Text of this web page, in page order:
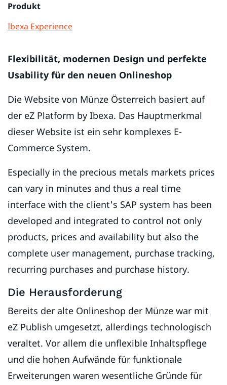
Produkt
Ibexa Experience
Flexibilität, modernen Design und perfekte
Usability für den neuen Onlineshop
Die Website von Münze Österreich basiert auf
der eZ Platform by Ibexa. Das Hauptmerkmal
dieser Website ist ein sehr komplexes E-
Commerce System.
Especially in the precious metals markets prices
can vary in minutes and thus a real time
interface with the client's SAP system has been
developed and integrated to control not only
products, prices and availability but also the
complete user management, purchase tracking,
recurring purchases and purchase history.
Die Herausforderung
Bereits der alte Onlineshop der Münze war mit
eZ Publish umgesetzt, allerdings technologisch
veraltet. Vor allem die unflexible Inhaltspflege
und die hohen Aufwände für funktionale
Erweiterungen waren wesentliche Gründe für